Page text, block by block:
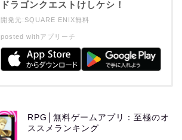
ドラゴンクエストけしケシ！
開発元:SQUARE ENIX無料
posted withアプリーチ
RPG│無料ゲームアプリ：至極のオ
ススメランキング